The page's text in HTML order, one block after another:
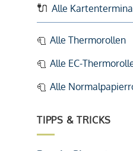
Alle
Alle Thermorollen
Alle EC-
Alle
TIPPS & TRICKS